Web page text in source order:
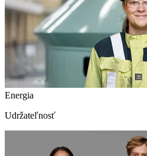
Energia
Udržateľnosť